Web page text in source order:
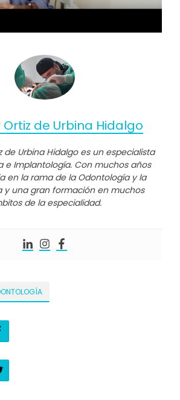
Ortiz de Urbina Hidalgo
de Urbina Hidalgo es un especialista
e Implantología. Con muchos años
en la rama de la Odontología y la
y una gran formación en muchos
de la especialidad.